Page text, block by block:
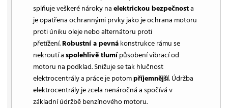
splňuje veškeré nároky naelektrickou bezpečnosta
je opatřena ochrannými prvky jako je ochrana motoru
proti úniku oleje nebo alternátoru proti
přetížení.Robustní a pevnákonstrukce rámu se
nekroutí aspolehlivě tlumípůsobení vibrací od
motoru na podklad. Snižuje se tak hlučnost
elektrocentrály a práce je potompříjemnější. Údržba
elektrocentrály je zcela nenáročná a spočívá v
základní údržbě benzínového motoru.